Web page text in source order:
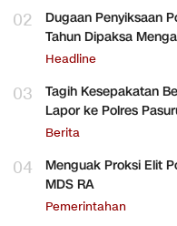
02
Dugaan Penyiksaan
Tahun Dipaksa
Headline
03
Tagih Kesepakatan
Lapor ke Polres
Berita
04
Menguak Proksi Elit
MDS RA
Pemerintahan